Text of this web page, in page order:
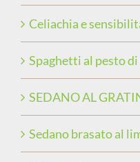
Celiachia e
Spaghetti al pesto
SEDANO AL
Sedano brasato al